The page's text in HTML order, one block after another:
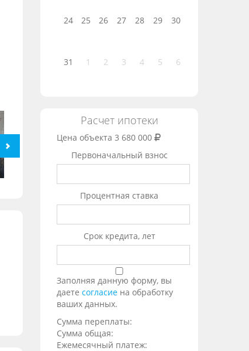
24 25 26 27 28 29 30
31 1 2 3 4 5 6
Расчет ипотеки
Цена объекта 3 680 000
Первоначальный взнос
Процентная ставка
Срок кредита, лет
Заполняя данную форму, вы
даете согласие на обработку
ваших данных.
Сумма переплаты:
Сумма общая:
Ежемесячный платеж: